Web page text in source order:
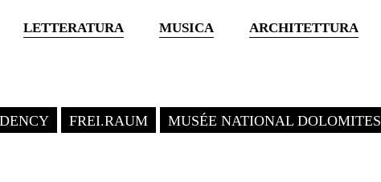
LETTERATURA MUSICA ARCHITETTURA
FREI.RAUM MUSÉE NATIONAL DOLOMITES